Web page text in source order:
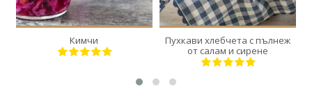
Кимчи
Пухкави хлебчета с пълнеж
от салам и сирене